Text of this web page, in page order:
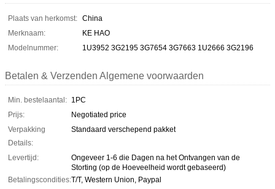
Plaats van herkomst: China
Merknaam:
KE HAO
Modelnummer:
1U3952 3G2195 3G7654 3G7663 1U2666 3G2196
Betalen & Verzenden Algemene voorwaarden
Min. bestelaantal: 1PC
Prijs:
Negotiated price
Verpakking
Details:
Standaard verschepend pakket
Levertijd:
Ongeveer 1-6 die Dagen na het Ontvangen van de
Storting (op de Hoeveelheid wordt gebaseerd)
Betalingscondities:T/T, Western Union, Paypal